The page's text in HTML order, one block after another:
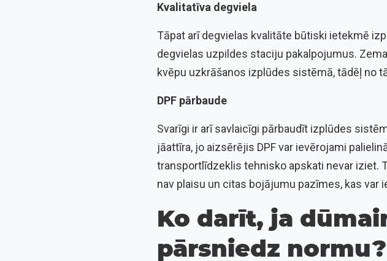
Kvalitatīva degviela
Tāpat arī degvielas kvalitāte būtiski ietekmē
degvielas uzpildes staciju pakalpojumus.
kvēpu uzkrāšanos izplūdes sistēmā, tādēļ no
DPF pārbaude
Svarīgi ir arī savlaicīgi pārbaudīt izplūdes
jāattīra, jo aizsērējis DPF var ievērojami
transportlīdzeklis tehnisko apskati nevar iziet.
nav plaisu un citas bojājumu pazīmes, kas var
Ko darīt, ja
pārsniedz normu?